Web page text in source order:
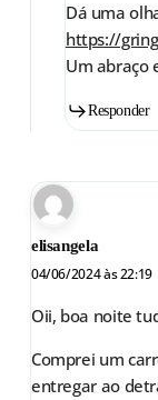
Dá uma
https://
Um abraço
Responder
elisangela
04/06/2024 às 22:19
Oii, boa noite
Comprei um
entregar ao